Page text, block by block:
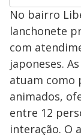
No bairro
lanchonete
com
japoneses.
atuam como
animados,
entre 12
interação. O